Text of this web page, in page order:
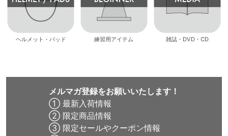
ヘルメット・パッド 練習用アイテム 雑誌・DVD・CD
メルマガ登録をお願いいたします！
① 最新入荷情報
② 限定商品情報
③ 限定セールやクーポン情報